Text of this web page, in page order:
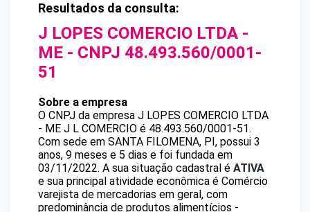
Resultados da consulta:
J LOPES COMERCIO LTDA -
ME - CNPJ 48.493.560/0001-
51
Sobre a empresa
O CNPJ da empresa J LOPES COMERCIO LTDA
- ME J L COMERCIO é 48.493.560/0001-51.
Com sede em SANTA FILOMENA, PI, possui 3
anos, 9 meses e 5 dias e foi fundada em
03/11/2022. A sua situação cadastral é ATIVA
e sua principal atividade econômica é Comércio
varejista de mercadorias em geral, com
predominância de produtos alimentícios -